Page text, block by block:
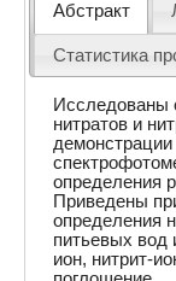
Абстракт
Статистика
Исследованы
нитратов и
определения
Приведены
определения
питьевых вод
ион, нитрит-